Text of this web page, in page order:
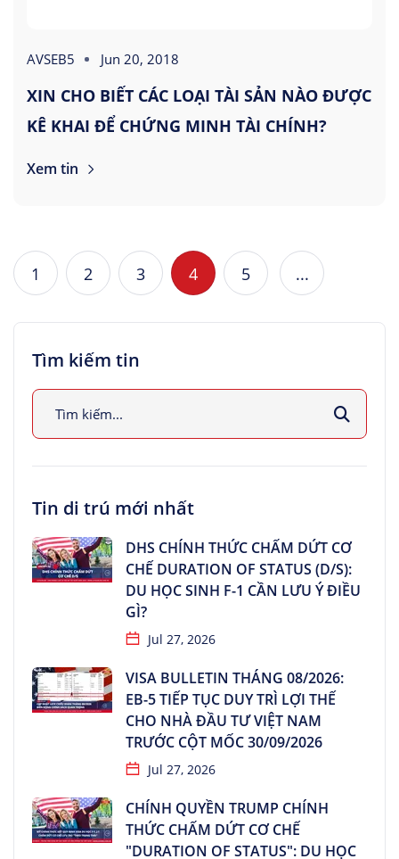
AVSEB5 Jun 20, 2018
XIN CHO BIẾT CÁC LOẠI TÀI SẢN NÀO ĐƯỢC
KÊ KHAI ĐỂ CHỨNG MINH TÀI CHÍNH?
Xem tin
1 2 3 4 5 ...
Tìm kiếm tin
Tin di trú mới nhất
DHS CHÍNH THỨC CHẤM DỨT CƠ
CHẾ DURATION OF STATUS (D/S):
DU HỌC SINH F-1 CẦN LƯU Ý ĐIỀU
GÌ?
Jul 27, 2026
VISA BULLETIN THÁNG 08/2026:
EB-5 TIẾP TỤC DUY TRÌ LỢI THẾ
CHO NHÀ ĐẦU TƯ VIỆT NAM
TRƯỚC CỘT MỐC 30/09/2026
Jul 27, 2026
CHÍNH QUYỀN TRUMP CHÍNH
THỨC CHẤM DỨT CƠ CHẾ
"DURATION OF STATUS": DU HỌC